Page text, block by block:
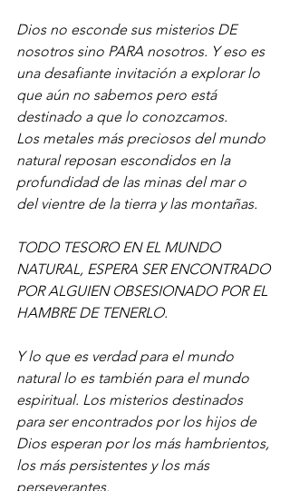
Dios no esconde sus misterios DE
nosotros sino PARA nosotros. Y eso es
una desafiante invitación a explorar lo
que aún no sabemos pero está
destinado a que lo conozcamos.
Los metales más preciosos del mundo
natural reposan escondidos en la
profundidad de las minas del mar o
del vientre de la tierra y las montañas.
TODO TESORO EN EL MUNDO
NATURAL, ESPERA SER ENCONTRADO
POR ALGUIEN OBSESIONADO POR EL
HAMBRE DE TENERLO.
Y lo que es verdad para el mundo
natural lo es también para el mundo
espiritual. Los misterios destinados
para ser encontrados por los hijos de
Dios esperan por los más hambrientos,
los más persistentes y los más
perseverantes.